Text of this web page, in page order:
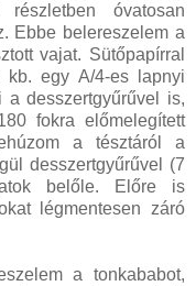
óvatosan
Ebbe belereszelem a
vajat. Sütőpapírral
kb. egy A/4-es lapnyi
a desszertgyűrűvel is,
fokra előmelegített
a tésztáról a
desszertgyűrűvel (7
belőle. Előre is
légmentesen záró
a tonkababot,